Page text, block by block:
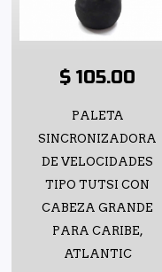
$ 105.00
PALETA
SINCRONIZADORA
DE VELOCIDADES
TIPO TUTSI CON
CABEZA GRANDE
PARA CARIBE,
ATLANTIC